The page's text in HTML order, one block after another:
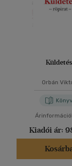
Küldetés
Orbán
Könyv
Kiadói ár: